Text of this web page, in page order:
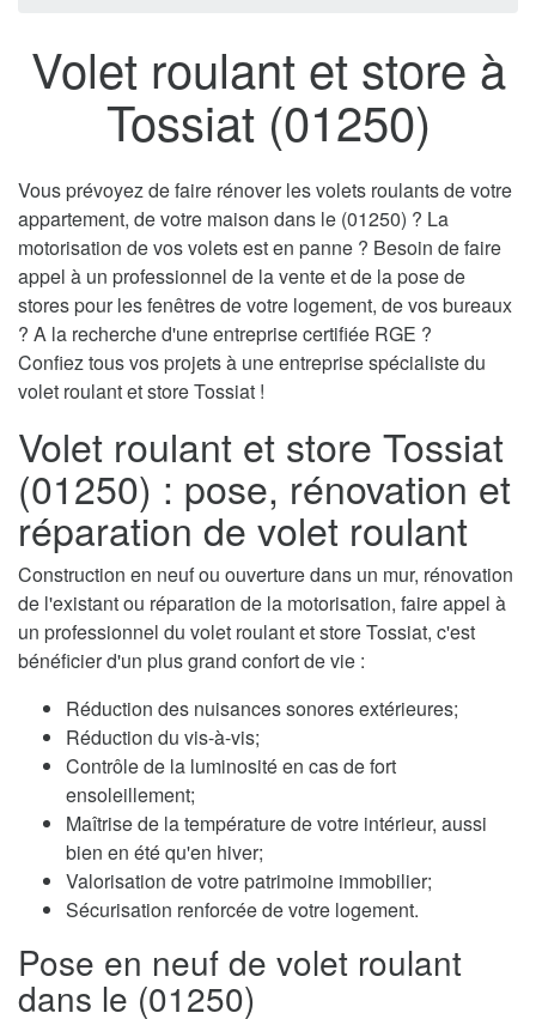
Volet roulant et store à
Tossiat (01250)
Vous prévoyez de faire rénover les volets roulants de votre
appartement, de votre maison dans le (01250) ? La
motorisation de vos volets est en panne ? Besoin de faire
appel à un professionnel de la vente et de la pose de
stores pour les fenêtres de votre logement, de vos bureaux
? A la recherche d'une entreprise certifiée RGE ?
Confiez tous vos projets à une entreprise spécialiste du
volet roulant et store Tossiat !
Volet roulant et store Tossiat
(01250) : pose, rénovation et
réparation de volet roulant
Construction en neuf ou ouverture dans un mur, rénovation
de l'existant ou réparation de la motorisation, faire appel à
un professionnel du volet roulant et store Tossiat, c'est
bénéficier d'un plus grand confort de vie :
Réduction des nuisances sonores extérieures;
Réduction du vis-à-vis;
Contrôle de la luminosité en cas de fort
ensoleillement;
Maîtrise de la température de votre intérieur, aussi
bien en été qu'en hiver;
Valorisation de votre patrimoine immobilier;
Sécurisation renforcée de votre logement.
Pose en neuf de volet roulant
dans le (01250)